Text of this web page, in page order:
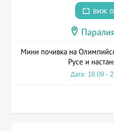
виж
Мини почивка на
Русе и
Дата: 18.09 -